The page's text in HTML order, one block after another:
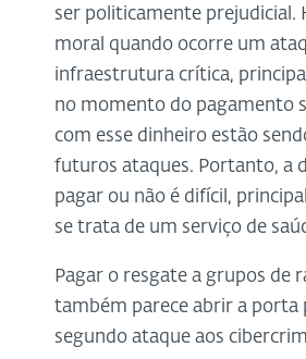
ser politicamente prejudicial.
moral quando ocorre um
infraestrutura crítica,
no momento do pagamento
com esse dinheiro estão
futuros ataques. Portanto, a
pagar ou não é difícil,
se trata de um serviço de
Pagar o resgate a grupos de
também parece abrir a porta
segundo ataque aos